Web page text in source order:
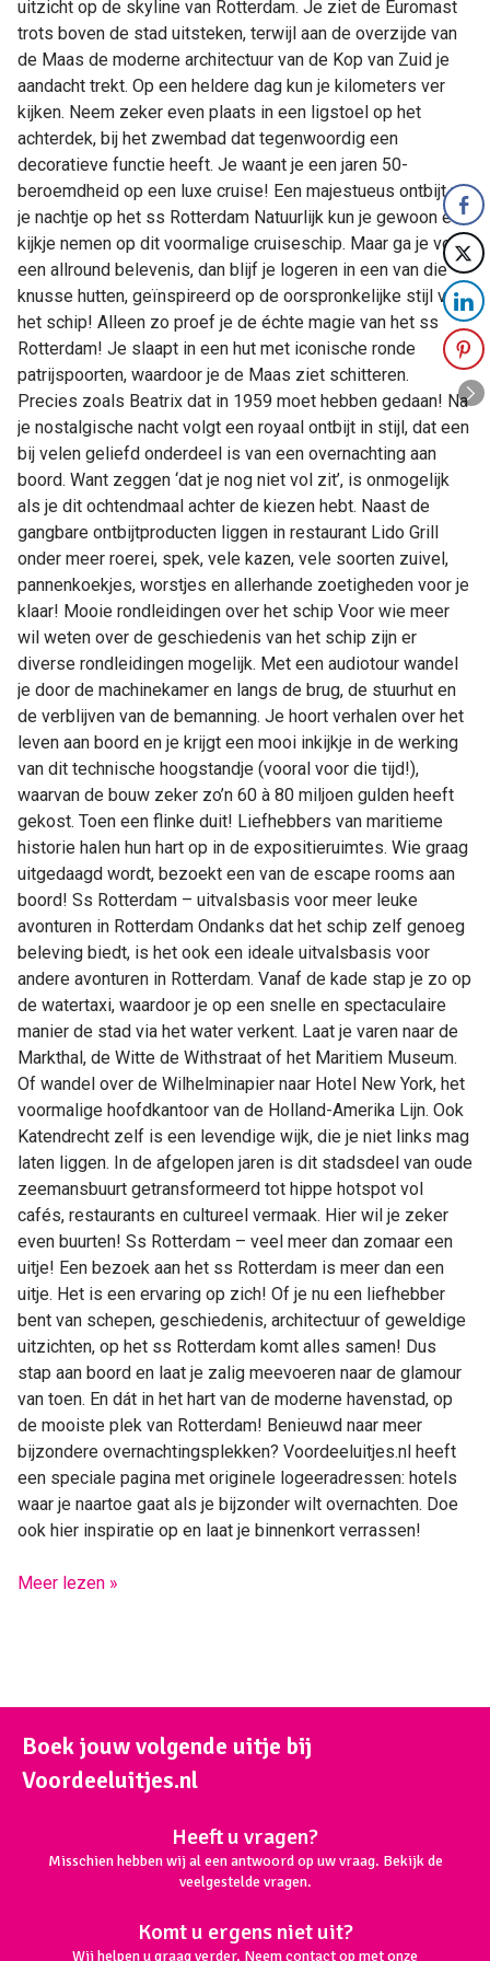
uitzicht op de skyline van Rotterdam. Je ziet de Euromast
trots boven de stad uitsteken, terwijl aan de overzijde van
de Maas de moderne architectuur van de Kop van Zuid je
aandacht trekt. Op een heldere dag kun je kilometers ver
kijken. Neem zeker even plaats in een ligstoel op het
achterdek, bij het zwembad dat tegenwoordig een
decoratieve functie heeft. Je waant je een jaren 50-
beroemdheid op een luxe cruise! Een majestueus ontbijt na
je nachtje op het ss Rotterdam Natuurlijk kun je gewoon een
kijkje nemen op dit voormalige cruiseschip. Maar ga je voor
een allround belevenis, dan blijf je logeren in een van die
knusse hutten, geïnspireerd op de oorspronkelijke stijl van
het schip! Alleen zo proef je de échte magie van het ss
Rotterdam! Je slaapt in een hut met iconische ronde
patrijspoorten, waardoor je de Maas ziet schitteren.
Precies zoals Beatrix dat in 1959 moet hebben gedaan! Na
je nostalgische nacht volgt een royaal ontbijt in stijl, dat een
bij velen geliefd onderdeel is van een overnachting aan
boord. Want zeggen ‘dat je nog niet vol zit’, is onmogelijk
als je dit ochtendmaal achter de kiezen hebt. Naast de
gangbare ontbijtproducten liggen in restaurant Lido Grill
onder meer roerei, spek, vele kazen, vele soorten zuivel,
pannenkoekjes, worstjes en allerhande zoetigheden voor je
klaar! Mooie rondleidingen over het schip Voor wie meer
wil weten over de geschiedenis van het schip zijn er
diverse rondleidingen mogelijk. Met een audiotour wandel
je door de machinekamer en langs de brug, de stuurhut en
de verblijven van de bemanning. Je hoort verhalen over het
leven aan boord en je krijgt een mooi inkijkje in de werking
van dit technische hoogstandje (vooral voor die tijd!),
waarvan de bouw zeker zo’n 60 à 80 miljoen gulden heeft
gekost. Toen een flinke duit! Liefhebbers van maritieme
historie halen hun hart op in de expositieruimtes. Wie graag
uitgedaagd wordt, bezoekt een van de escape rooms aan
boord! Ss Rotterdam – uitvalsbasis voor meer leuke
avonturen in Rotterdam Ondanks dat het schip zelf genoeg
beleving biedt, is het ook een ideale uitvalsbasis voor
andere avonturen in Rotterdam. Vanaf de kade stap je zo op
de watertaxi, waardoor je op een snelle en spectaculaire
manier de stad via het water verkent. Laat je varen naar de
Markthal, de Witte de Withstraat of het Maritiem Museum.
Of wandel over de Wilhelminapier naar Hotel New York, het
voormalige hoofdkantoor van de Holland-Amerika Lijn. Ook
Katendrecht zelf is een levendige wijk, die je niet links mag
laten liggen. In de afgelopen jaren is dit stadsdeel van oude
zeemansbuurt getransformeerd tot hippe hotspot vol
cafés, restaurants en cultureel vermaak. Hier wil je zeker
even buurten! Ss Rotterdam – veel meer dan zomaar een
uitje! Een bezoek aan het ss Rotterdam is meer dan een
uitje. Het is een ervaring op zich! Of je nu een liefhebber
bent van schepen, geschiedenis, architectuur of geweldige
uitzichten, op het ss Rotterdam komt alles samen! Dus
stap aan boord en laat je zalig meevoeren naar de glamour
van toen. En dát in het hart van de moderne havenstad, op
de mooiste plek van Rotterdam! Benieuwd naar meer
bijzondere overnachtingsplekken? Voordeeluitjes.nl heeft
een speciale pagina met originele logeeradressen: hotels
waar je naartoe gaat als je bijzonder wilt overnachten. Doe
ook hier inspiratie op en laat je binnenkort verrassen!
Meer lezen »
Boek jouw volgende uitje bij
Voordeeluitjes.nl
Heeft u vragen?
Misschien hebben wij al een antwoord op uw vraag. Bekijk de
veelgestelde vragen.
Komt u ergens niet uit?
Wij helpen u graag verder. Neem contact op met onze